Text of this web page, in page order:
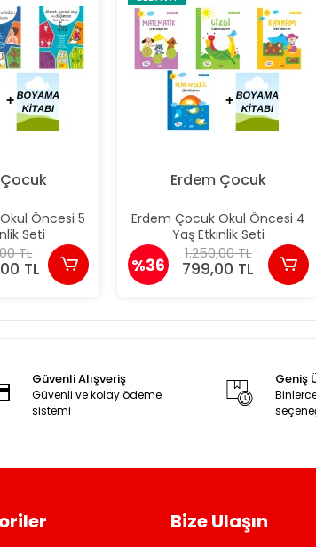
Öncesi 5
Seti
TL
TL
Erdem Çocuk
Erdem Çocuk Okul Öncesi 4
Yaş Etkinlik Seti
%36
1.250,00 TL
799,00 TL
Güvenli Alışveriş
Güvenli ve kolay ödeme
sistemi
Geniş
Bize Ulaşın